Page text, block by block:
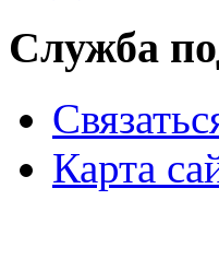
Служба
Карта